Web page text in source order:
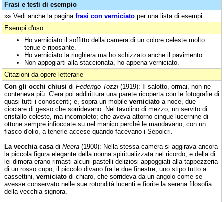
Frasi e testi di esempio
»» Vedi anche la pagina frasi con verniciato per una lista di esempi.
Esempi d'uso
Ho verniciato il soffitto della camera di un colore celeste molto
tenue e riposante.
Ho verniciato la ringhiera ma ho schizzato anche il pavimento.
Non appogiarti alla staccionata, ho appena verniciato.
Citazioni da opere letterarie
Con gli occhi chiusi di Federigo Tozzi (1919): Il salotto, ormai, non ne
conteneva più. C'era poi addirittura una parete ricoperta con le fotografie di
quasi tutti i conoscenti; e, sopra un mobile verniciato a noce, due
ciociare di gesso che sorridevano. Nel tavolino di mezzo, un servito di
cristallo celeste, ma incompleto; che aveva attorno cinque lucernine di
ottone sempre infioccate su nel manico perché le mandavano, con un
fiasco d'olio, a tenerle accese quando facevano i Sepolcri.
La vecchia casa di Neera (1900): Nella stessa camera si aggirava ancora
la piccola figura elegante della nonna spiritualizzata nel ricordo; e della di
lei dimora erano rimasti alcuni pastelli deliziosi appoggiati alla tappezzeria
di un rosso cupo, il piccolo divano fra le due finestre, uno stipo tutto a
cassettini, verniciato di chiaro, che sorrideva da un angolo come se
avesse conservato nelle sue rotondità lucenti e fiorite la serena filosofia
della vecchia signora.